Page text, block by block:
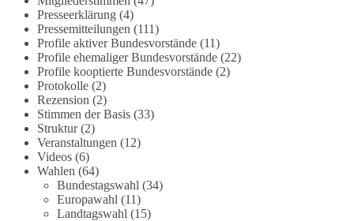
🟩🟩🟦🟦🟥🟥🟧🟧
Es ging weniger um fertige Antworten als um eine
Debatte darüber, wie Freiheit, Verantwortung,
Naturschutz und Grundrechte in einer
demokratischen Gesellschaft künftig miteinander
in Einklang gebracht werden können.
#dieBasis #natur #grundrechte
#demokratie
Presseerklärung(4)
Pressemitteilungen (111)
Profile aktiver Bundesvorstände(11)
Profile ehemaliger Bundesvorstände(22)
Profile kooptierte Bundesvorstände(2)
Protokolle(2)
Rezension (2)
Stimmen der Basis(33)
Struktur(2)
Veranstaltungen (12)
Videos(6)
Wahlen (64)
Bundestagswahl (34)
Europawahl (11)
Landtagswahl (15)